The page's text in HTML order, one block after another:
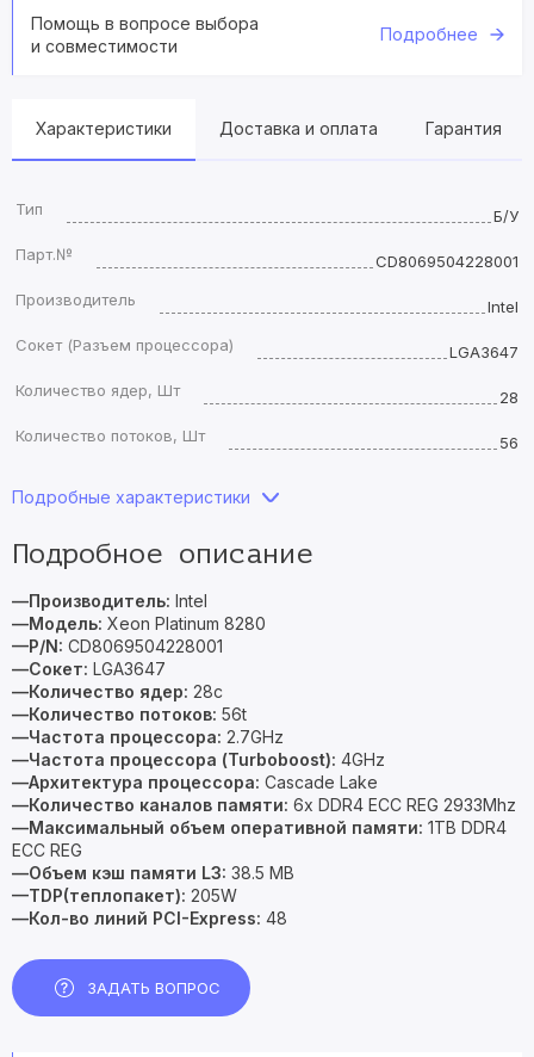
Помощь в вопросе выбора
и совместимости
Подробнее
Характеристики Доставка и оплата Гарантия
Тип
Б/У
Парт.№
CD8069504228001
Производитель
Intel
Сокет (Разъем процессора)
LGA3647
Количество ядер, Шт
28
Количество потоков, Шт
56
Подробные характеристики
Подробное описание
—Производитель: Intel
—Модель: Xeon Platinum 8280
—P/N: CD8069504228001
—Сокет: LGA3647
—Количество ядер: 28c
—Количество потоков: 56t
—Частота процессора: 2.7GHz
—Частота процессора (Turboboost): 4GHz
—Архитектура процессора: Cascade Lake
—Количество каналов памяти: 6x DDR4 ECC REG 2933Mhz
—Максимальный объем оперативной памяти: 1TB DDR4
ECC REG
—Объем кэш памяти L3: 38.5 MB
—TDP(теплопакет): 205W
—Кол-во линий PCI-Express: 48
ЗАДАТЬ ВОПРОС